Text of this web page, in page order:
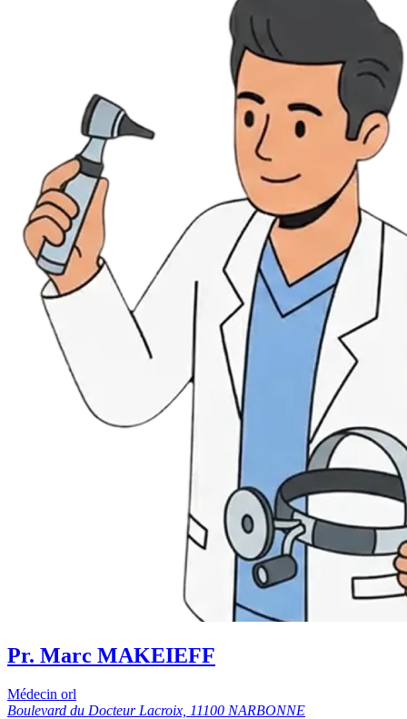
Pr. Marc MAKEIEFF
Médecin orl
Boulevard du Docteur Lacroix, 11100 NARBONNE